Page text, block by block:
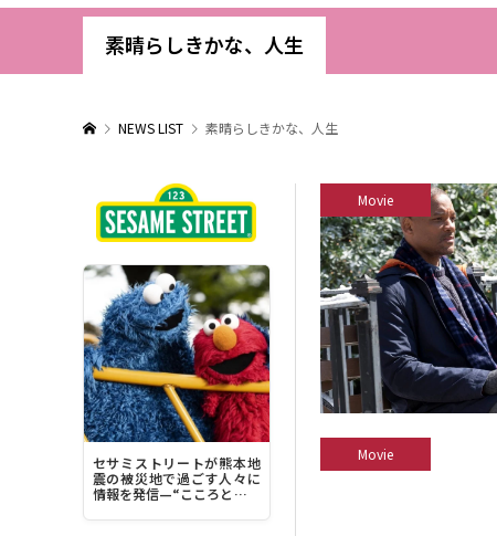
素晴らしきかな、人生
NEWS LIST 素晴らしきかな、人生
Movie
Movie
セサミストリートが熊本地
震の被災地で過ごす人々に
情報を発信—“こころとから
中してみてください”